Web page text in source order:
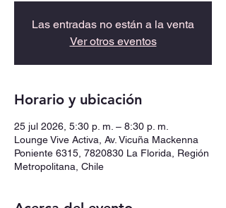
Las entradas no están a la venta
Ver otros eventos
Horario y ubicación
25 jul 2026, 5:30 p. m. – 8:30 p. m.
Lounge Vive Activa, Av. Vicuña Mackenna
Poniente 6315, 7820830 La Florida, Región
Metropolitana, Chile